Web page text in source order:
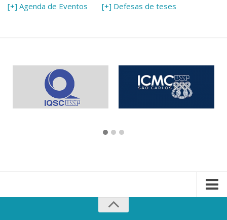
[+] Agenda de Eventos [+] Defesas de teses